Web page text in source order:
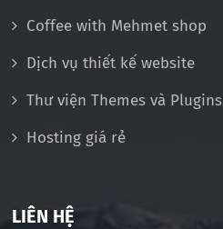
Coffee with Mehmet shop
Dịch vụ thiết kế website
Thư viện Themes và Plugins
Hosting giá rẻ
LIÊN HỆ